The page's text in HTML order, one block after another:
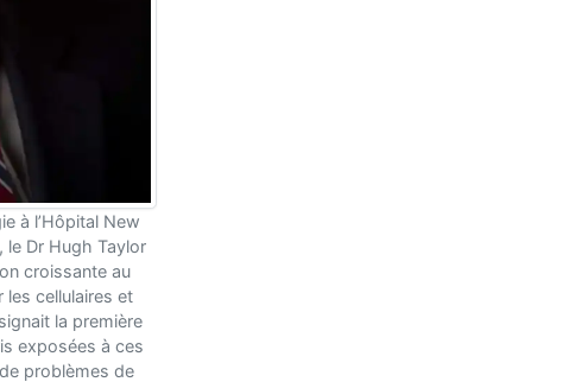
à l’Hôpital New
le Dr Hugh Taylor
croissante au
cellulaires et
la première
exposées à ces
problèmes de